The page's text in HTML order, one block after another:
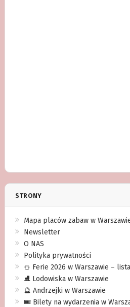
STRONY
Mapa placów zabaw w
Newsletter
O NAS
Polityka prywatności
⛄️ Ferie 2026 w Warszawie –
⛸ Lodowiska w Warszawie
🔮 Andrzejki w Warszawie
🎟️ Bilety na wydarzenia w